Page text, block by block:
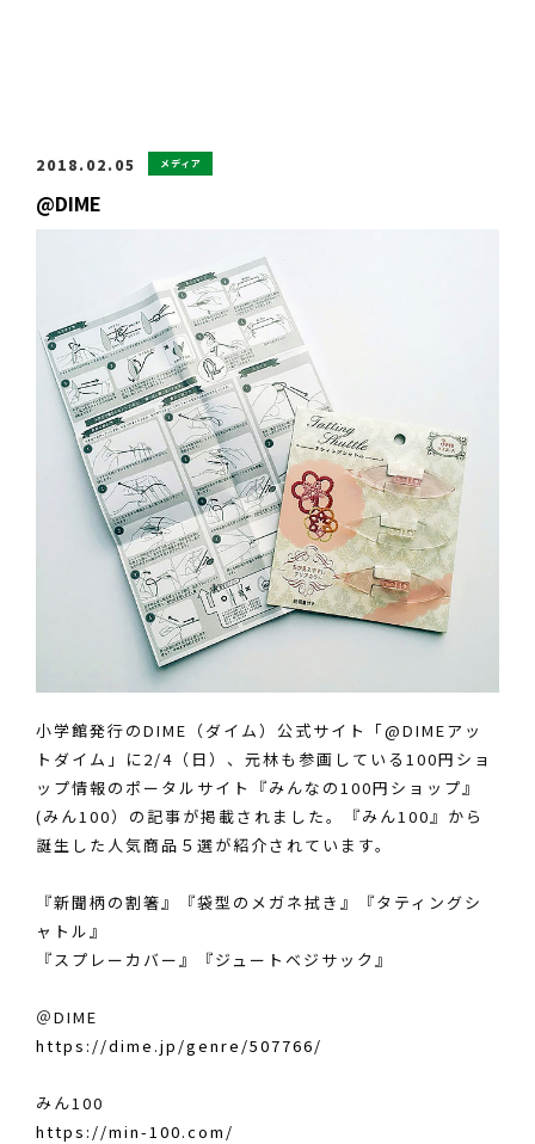
2018.02.05 メディア
@DIME
小学館発行のDIME（ダイム）公式サイト「@DIMEアッ
トダイム」に2/4（日）、元林も参画している100円ショ
ップ情報のポータルサイト『みんなの100円ショップ』
(みん100）の記事が掲載されました。『みん100』から
誕生した人気商品５選が紹介されています。
『新聞柄の割箸』『袋型のメガネ拭き』『タティングシ
ャトル』
『スプレーカバー』『ジュートベジサック』
＠DIME
https://dime.jp/genre/507766/
みん100
https://min-100.com/